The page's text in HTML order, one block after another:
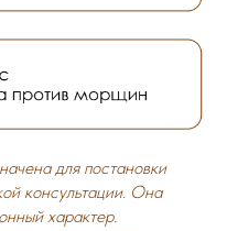
для постановки
консультации. Она
характер.